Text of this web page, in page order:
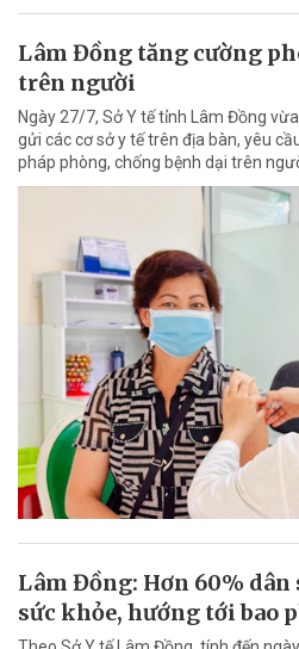
Lâm Đồng tăng cường
trên người
Ngày 27/7, Sở Y tế tỉnh Lâm Đồng
gửi các cơ sở y tế trên địa bàn, yêu
pháp phòng, chống bệnh dại trên
Lâm Đồng: Hơn 60% dân
sức khỏe, hướng tới bao